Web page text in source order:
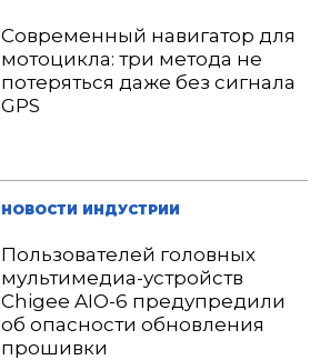
Современный навигатор для
мотоцикла: три метода не
потеряться даже без сигнала
GPS
НОВОСТИ ИНДУСТРИИ
Пользователей головных
мультимедиа-устройств
Chigee AIO-6 предупредили
об опасности обновления
прошивки